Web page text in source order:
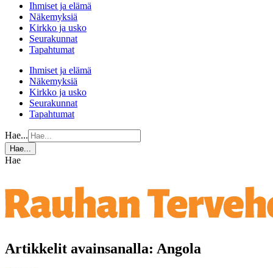
Ihmiset ja elämä
Näkemyksiä
Kirkko ja usko
Seurakunnat
Tapahtumat
Ihmiset ja elämä
Näkemyksiä
Kirkko ja usko
Seurakunnat
Tapahtumat
Hae...
Hae...
Hae
Artikkelit avainsanalla: Angola